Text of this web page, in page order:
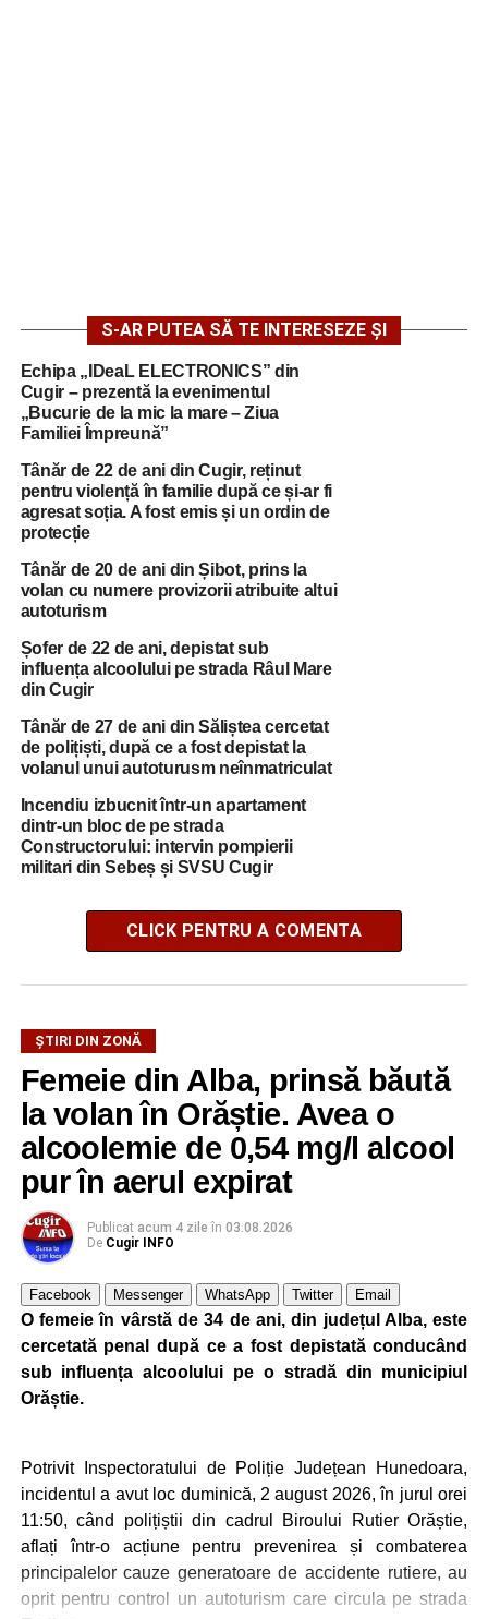
S-AR PUTEA SĂ TE INTERESEZE ȘI
Echipa „IDeaL ELECTRONICS” din
Cugir – prezentă la evenimentul
„Bucurie de la mic la mare – Ziua
Familiei Împreună”
Tânăr de 22 de ani din Cugir, reținut
pentru violență în familie după ce și-ar fi
agresat soția. A fost emis și un ordin de
protecție
Tânăr de 20 de ani din Șibot, prins la
volan cu numere provizorii atribuite altui
autoturism
Șofer de 22 de ani, depistat sub
influența alcoolului pe strada Râul Mare
din Cugir
Tânăr de 27 de ani din Săliștea cercetat
de polițiști, după ce a fost depistat la
volanul unui autoturusm neînmatriculat
Incendiu izbucnit într-un apartament
dintr-un bloc de pe strada
Constructorului: intervin pompierii
militari din Sebeș și SVSU Cugir
CLICK PENTRU A COMENTA
ŞTIRI DIN ZONĂ
Femeie din Alba, prinsă băută
la volan în Orăștie. Avea o
alcoolemie de 0,54 mg/l alcool
pur în aerul expirat
Publicat acum 4 zile în 03.08.2026
De Cugir INFO
Facebook Messenger WhatsApp Twitter Email
O femeie în vârstă de 34 de ani, din județul Alba, este
cercetată penal după ce a fost depistată conducând
sub influența alcoolului pe o stradă din municipiul
Orăștie.
Potrivit Inspectoratului de Poliție Județean Hunedoara,
incidentul a avut loc duminică, 2 august 2026, în jurul orei
11:50, când polițiștii din cadrul Biroului Rutier Orăștie,
aflați într-o acțiune pentru prevenirea și combaterea
principalelor cauze generatoare de accidente rutiere, au
oprit pentru control un autoturism care circula pe strada